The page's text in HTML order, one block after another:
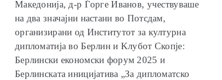
ШКОЛА ЗА МЛАДИ ЛИДЕРИ
Македонија, д-р Ѓорге Иванов, учествуваше
на два значајни настани во Потсдам,
организирани од Институтот за културна
дипломатија во Берлин и Kлубот Скопје:
Берлински економски форум 2025 и
Берлинската иницијатива „За дипломатско